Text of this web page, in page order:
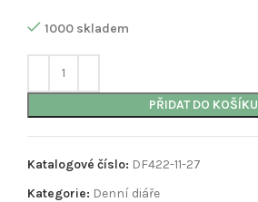
1000 skladem
PŘIDAT DO KOŠÍKU
Katalogové číslo: DF422-11-27
Kategorie: Denní diáře